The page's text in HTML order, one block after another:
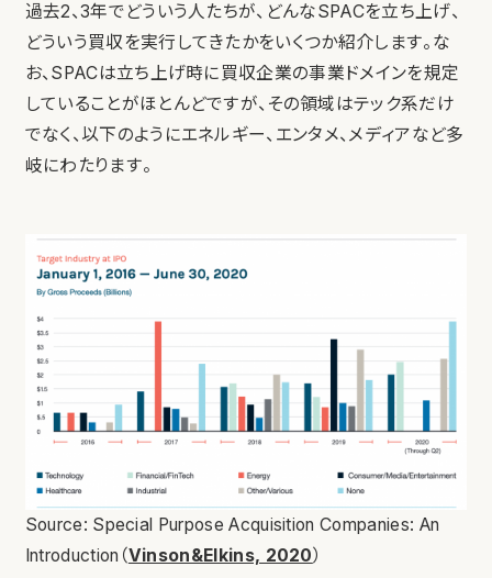
過去2、3年でどういう人たちが、どんなSPACを立ち上げ、
どういう買収を実行してきたかをいくつか紹介します。な
お、SPACは立ち上げ時に買収企業の事業ドメインを規定
していることがほとんどですが、その領域はテック系だけ
でなく、以下のようにエネルギー、エンタメ、メディアなど多
岐にわたります。
Source: Special Purpose Acquisition Companies: An
Introduction（Vinson&Elkins, 2020）